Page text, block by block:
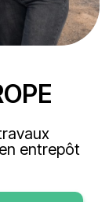
entrepôt